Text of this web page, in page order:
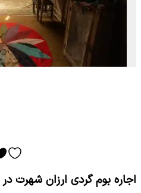
اجاره بوم گردی ارزان شهرت